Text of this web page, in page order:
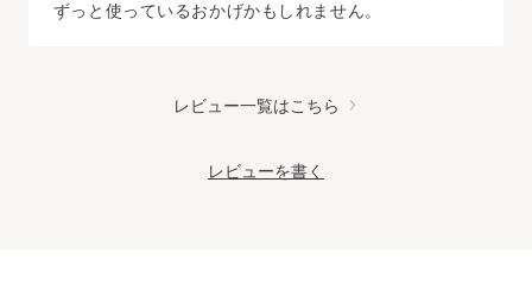
ずっと使っているおかげかもしれません。
レビュー一覧はこちら
レビューを書く